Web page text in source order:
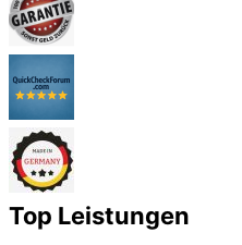
Top Leistungen